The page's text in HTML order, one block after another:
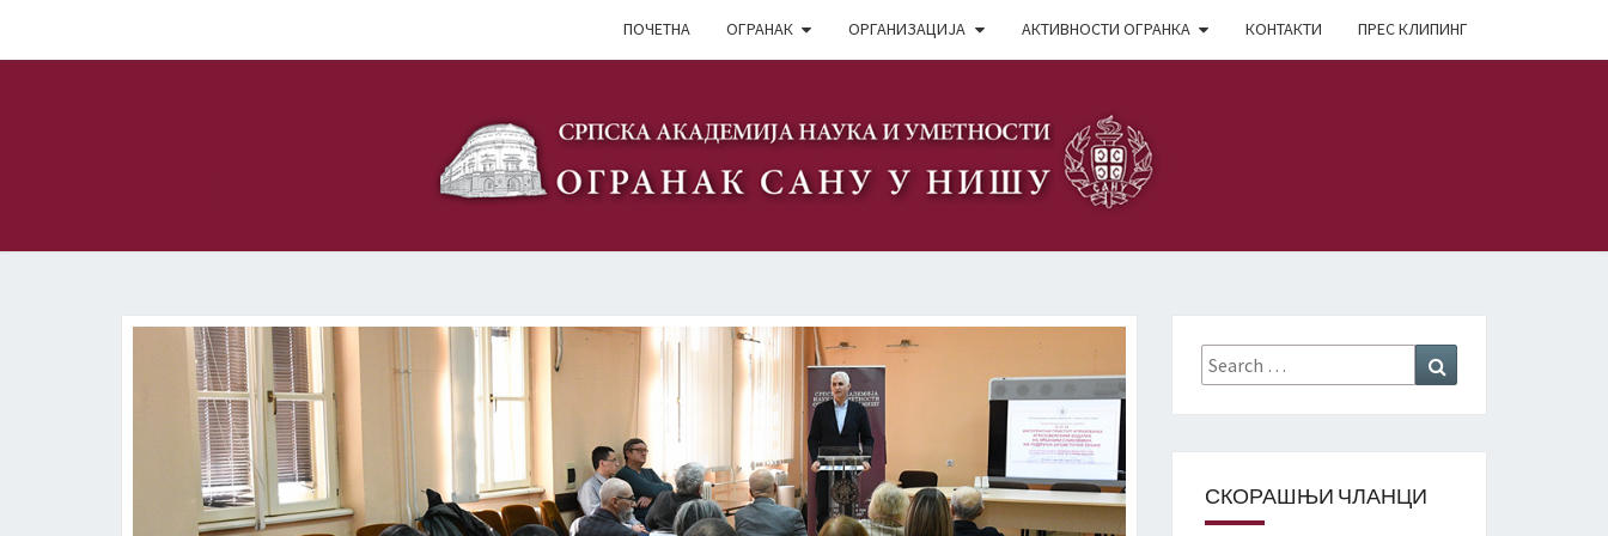
ПОЧЕТНА ОГРАНАК ОРГАНИЗАЦИЈА АКТИВНОСТИ ОГРАНКА КОНТАКТИ ПРЕС КЛИПИНГ
Search
for:
СКОРАШЊИ ЧЛАНЦИ